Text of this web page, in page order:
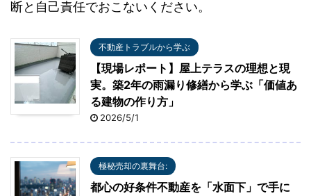
断と自己責任でおこないください。
不動産トラブルから学ぶ
【現場レポート】屋上テラスの理想と現
実。築2年の雨漏り修繕から学ぶ「価値あ
る建物の作り方」
2026/5/1
極秘売却の裏舞台:
都心の好条件不動産を「水面下」で手に